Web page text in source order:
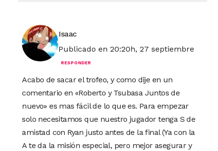
Isaac
Publicado en 20:20h, 27 septiembre
RESPONDER
Acabo de sacar el trofeo, y como dije en un
comentario en «Roberto y Tsubasa Juntos de
nuevo» es mas fácil de lo que es. Para empezar
solo necesitamos que nuestro jugador tenga S de
amistad con Ryan justo antes de la final (Ya con la
A te da la misión especial, pero mejor asegurar y